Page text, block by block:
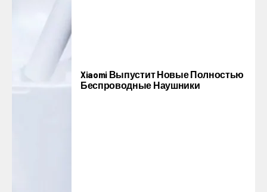
Xiaomi Выпустит Новые Полностью
Беспроводные Наушники